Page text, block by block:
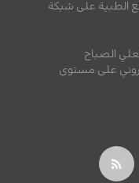
الطبية على شبكة
الصباح
على مستوى